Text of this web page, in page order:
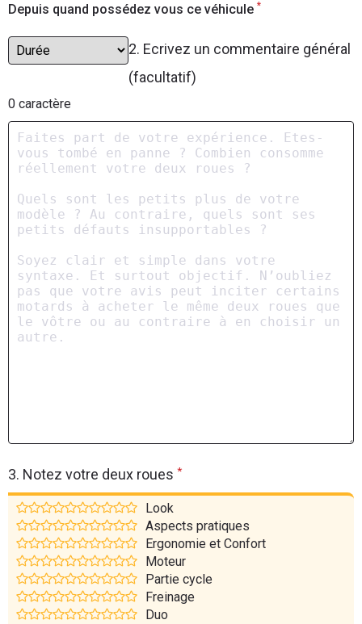
Depuis quand possédez vous ce véhicule *
2. Ecrivez un commentaire général
(facultatif)
0 caractère
3. Notez votre deux roues *
Look
Aspects pratiques
Ergonomie et Confort
Moteur
Partie cycle
Freinage
Duo